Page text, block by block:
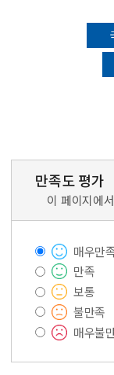
만족도 평가
이 페이지에
매우만
만족
보통
불만족
매우불